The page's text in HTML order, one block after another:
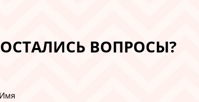
ОСТАЛИСЬ ВОПРОСЫ?